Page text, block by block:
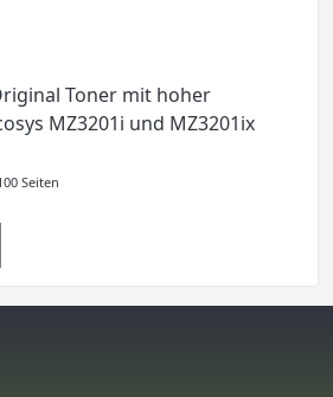
Toner mit hoher
MZ3201i und MZ3201ix
Seiten